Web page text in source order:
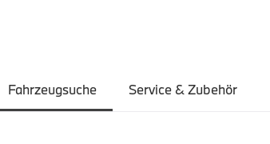
Fahrzeugsuche Service & Zubehör